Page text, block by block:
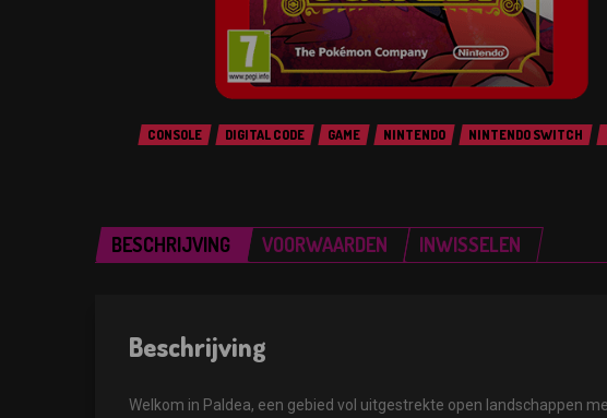
CONSOLE DIGITAL CODE GAME NINTENDO NINTENDO SWITCH
BESCHRIJVING VOORWAARDEN INWISSELEN
Beschrijving
Welkom in Paldea, een gebied vol uitgestrekte open landschappen